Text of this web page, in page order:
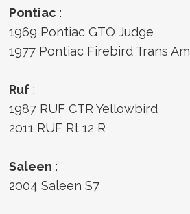
Pontiac :
1969 Pontiac GTO Judge
1977 Pontiac Firebird Trans Am
Ruf :
1987 RUF CTR Yellowbird
2011 RUF Rt 12 R
Saleen :
2004 Saleen S7